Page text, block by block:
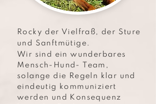
Rocky der Vielfraß, der Sture
und Sanftmütige.
Wir sind ein wunderbares
Mensch-Hund- Team,
solange die Regeln klar und
eindeutig kommuniziert
werden und Konsequenz